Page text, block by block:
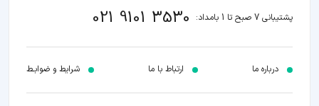
پشتیبانی 7 صبح تا 1 بامداد: 021 9101 3530
درباره ما ارتباط با ما شرایط و ضوابـط